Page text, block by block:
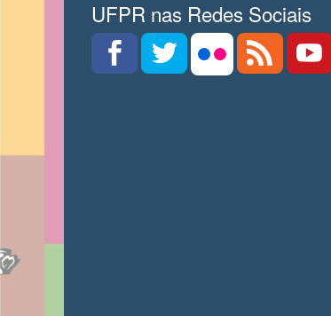
UFPR nas Redes Sociais